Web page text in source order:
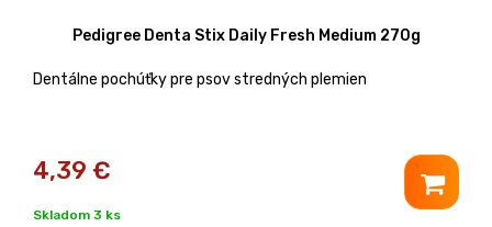
Pedigree Denta Stix Daily Fresh Medium 270g
Dentálne pochúťky pre psov stredných plemien
4,39 €
Skladom 3 ks